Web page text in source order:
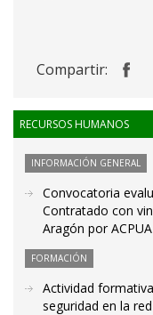
Compartir:
RECURSOS HUMANOS
INFORMACIÓN GENERAL
Convocatoria
Contratado con
Aragón por ACPUA
FORMACIÓN
Actividad
seguridad en la red